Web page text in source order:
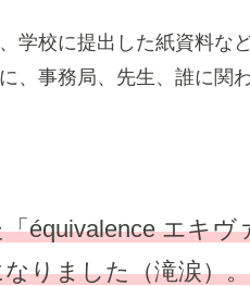
学校に提出した紙資料な
、事務局、先生、誰に関
équivalence エキ
りました（滝涙）。